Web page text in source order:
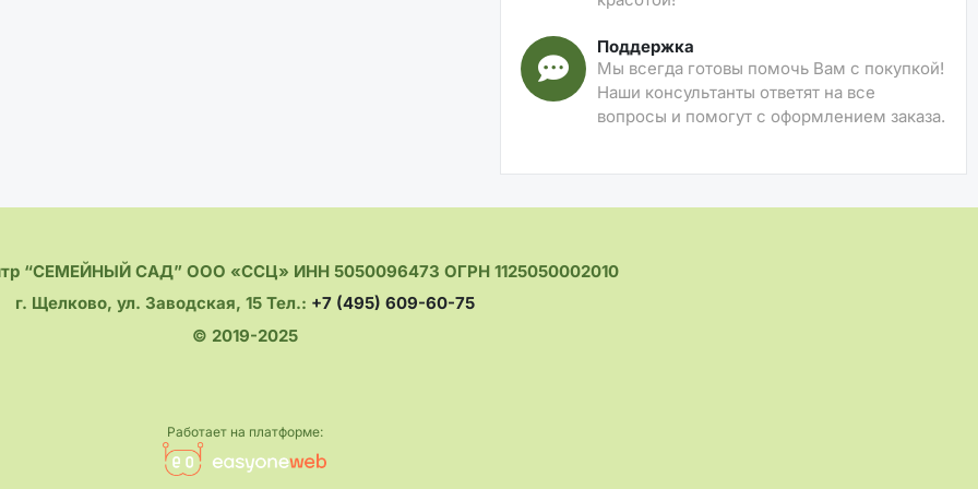
Поддержка
Мы всегда готовы помочь Вам с покупкой!
Наши консультанты ответят на все
вопросы и помогут с оформлением заказа.
“СЕМЕЙНЫЙ САД” ООО «ССЦ» ИНН 5050096473 ОГРН 1125050002010
г. Щелково, ул. Заводская, 15 Тел.: +7 (495) 609-60-75
© 2019-2025
Работает на платформе: